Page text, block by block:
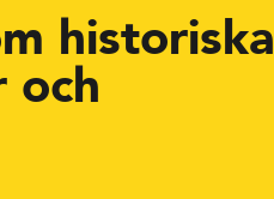
historiska
och